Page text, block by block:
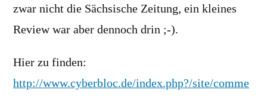
zwar nicht die Sächsische Zeitung, ein kleines
Review war aber dennoch drin ;-).
Hier zu finden:
http://www.cyberbloc.de/index.php?/site/comme